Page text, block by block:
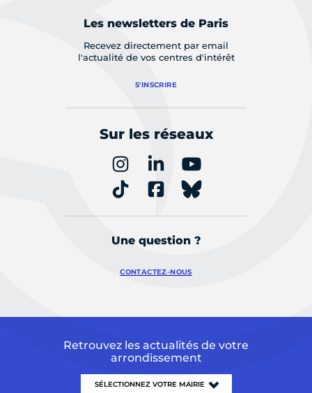
Les newsletters de Paris
Recevez directement par email
l'actualité de vos centres d'intérêt
S'INSCRIRE
Sur les réseaux
Une question ?
CONTACTEZ-NOUS
Retrouvez les actualités de votre
arrondissement